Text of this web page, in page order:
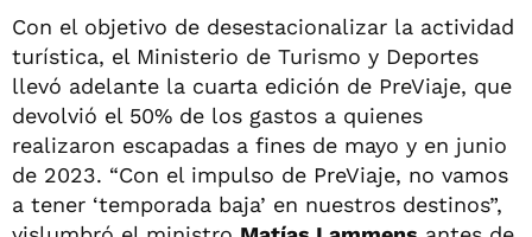
Con el objetivo de desestacionalizar la actividad
turística, el Ministerio de Turismo y Deportes
llevó adelante la cuarta edición de PreViaje, que
devolvió el 50% de los gastos a quienes
realizaron escapadas a fines de mayo y en junio
de 2023. “Con el impulso de PreViaje, no vamos
a tener ‘temporada baja’ en nuestros destinos”,